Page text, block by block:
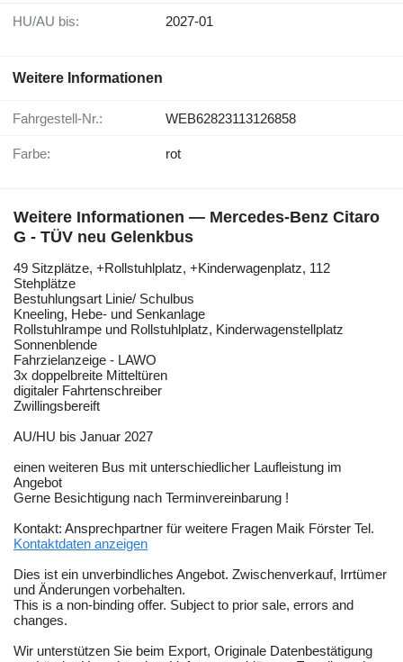
HU/AU bis: 2027-01
Weitere Informationen
Fahrgestell-Nr.: WEB62823113126858
Farbe: rot
Weitere Informationen — Mercedes-Benz Citaro
G - TÜV neu Gelenkbus
49 Sitzplätze, +Rollstuhlplatz, +Kinderwagenplatz, 112
Stehplätze
Bestuhlungsart Linie/ Schulbus
Kneeling, Hebe- und Senkanlage
Rollstuhlrampe und Rollstuhlplatz, Kinderwagenstellplatz
Sonnenblende
Fahrzielanzeige - LAWO
3x doppelbreite Mitteltüren
digitaler Fahrtenschreiber
Zwillingsbereift
AU/HU bis Januar 2027
einen weiteren Bus mit unterschiedlicher Laufleistung im
Angebot
Gerne Besichtigung nach Terminvereinbarung !
Kontakt: Ansprechpartner für weitere Fragen Maik Förster Tel.
Kontaktdaten anzeigen
Dies ist ein unverbindliches Angebot. Zwischenverkauf, Irrtümer
und Änderungen vorbehalten.
This is a non-binding offer. Subject to prior sale, errors and
changes.
Wir unterstützen Sie beim Export, Originale Datenbestätigung